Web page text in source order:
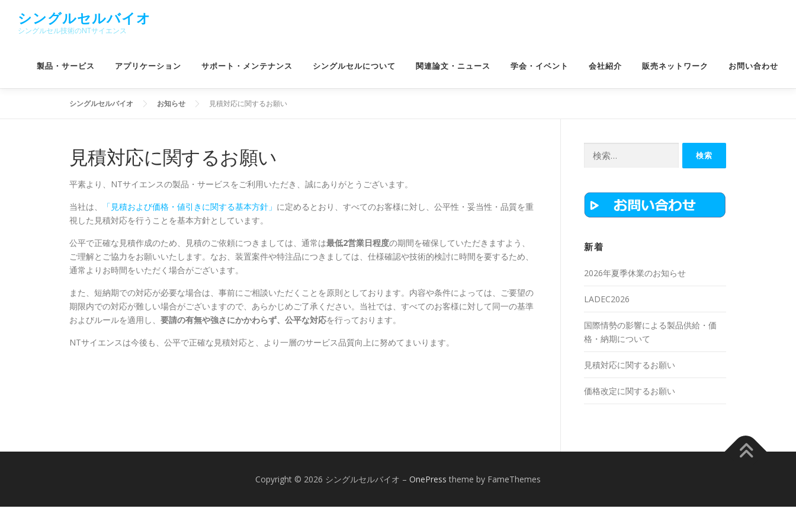
ス
シングルセルバイオ
シングルセル技術のNTサイエンス
製品・サービス アプリケーション サポート・メンテナンス シングルセルについて 関連論文・ニュース 学会・イベント 会社紹介 販売ネットワーク お問い合わせ
シングルセルバイオ お知らせ 見積対応に関するお願い
見積対応に関するお願い
平素より、NTサイエンスの製品・サービスをご利用いただき、誠にありがとうございます。
当社は、
「見積および価格・値引きに関する基本方針」 に定めるとおり、すべてのお客様に対し、公平性・妥当性・品質を重
視した見積対応を行うことを基本方針としています。
公平で正確な見積作成のため、見積のご依頼につきましては、通常は最低2営業日程度の期間を確保していただきますよう、
ご理解とご協力をお願いいたします。なお、装置案件や特注品につきましては、仕様確認や技術的検討に時間を要するため、
通常よりお時間をいただく場合がございます。
また、短納期での対応が必要な場合は、事前にご相談いただくことを原則としております。内容や条件によっては、ご要望の
期限内での対応が難しい場合がございますので、あらかじめご了承ください。当社では、すべてのお客様に対して同一の基準
およびルールを適用し、 要請の有無や強さにかかわらず、公平な対応を行っております。
NTサイエンスは今後も、公平で正確な見積対応と、より一層のサービス品質向上に努めてまいります。
新着
2026年夏季休業のお知らせ
LADEC2026
国際情勢の影響による製品供給・価
格・納期について
見積対応に関するお願い
価格改定に関するお願い
Copyright © 2026 シングルセルバイオ – OnePress theme by FameThemes